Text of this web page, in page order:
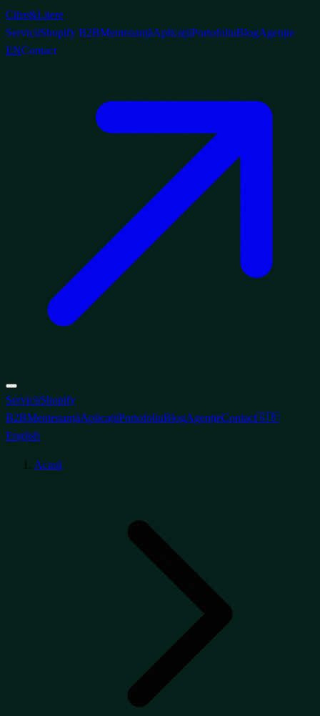
Cifre&Litere
ServiciiShopify B2BMentenanțăAplicațiiPortofoliuBlogAgenție
ENContact
ServiciiShopify
B2BMentenanțăAplicațiiPortofoliuBlogAgențieContact🇬🇧
English
Acasă